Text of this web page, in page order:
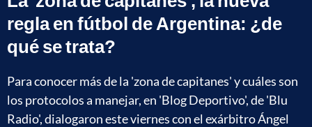
regla en fútbol de Argentina: ¿de
qué se trata?
Para conocer más de la 'zona de capitanes' y cuáles son
los protocolos a manejar, en 'Blog Deportivo', de 'Blu
Radio', dialogaron este viernes con el exárbitro Ángel